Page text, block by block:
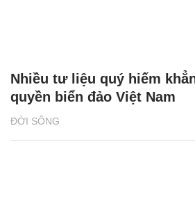
ĐỜI SỐNG
Nhiều tư liệu quý hiếm
quyền biển đảo Việt Nam